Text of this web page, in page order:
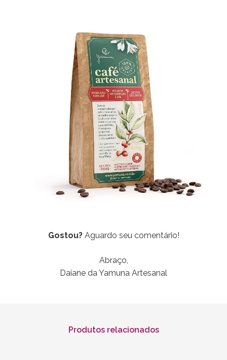
Gostou?Aguardo seu comentário!
Abraço,
Daiane da Yamuna Artesanal
Produtos relacionados